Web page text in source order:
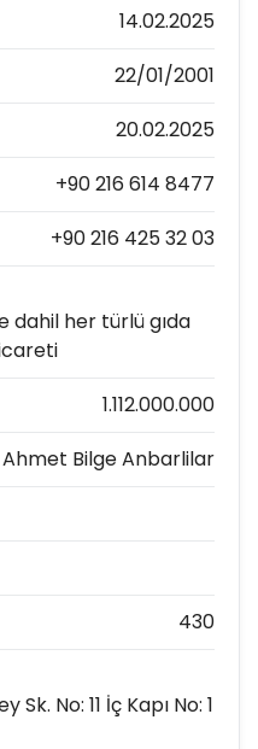
14.02.2025
22/01/2001
20.02.2025
+90 216 614 8477
+90 216 425 32 03
dahil her türlü gıda
1.112.000.000
Ahmet Bilge Anbarlilar
430
No: 11 İç Kapı No: 1